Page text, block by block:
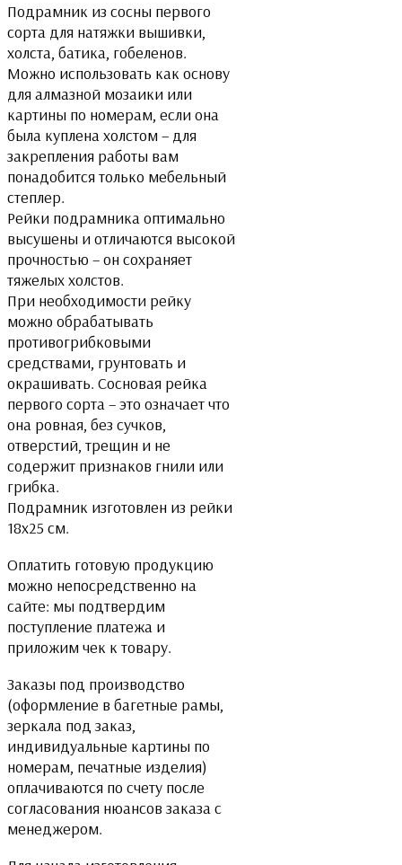
Подрамник из сосны первого
сорта для натяжки вышивки,
холста, батика, гобеленов.
Можно использовать как основу
для алмазной мозаики или
картины по номерам, если она
была куплена холстом – для
закрепления работы вам
понадобится только мебельный
степлер.
Рейки подрамника оптимально
высушены и отличаются высокой
прочностью – он сохраняет
тяжелых холстов.
При необходимости рейку
можно обрабатывать
противогрибковыми
средствами, грунтовать и
окрашивать. Сосновая рейка
первого сорта – это означает что
она ровная, без сучков,
отверстий, трещин и не
содержит признаков гнили или
грибка.
Подрамник изготовлен из рейки
18х25 см.
Оплатить готовую продукцию
можно непосредственно на
сайте: мы подтвердим
поступление платежа и
приложим чек к товару.
Заказы под производство
(оформление в багетные рамы,
зеркала под заказ,
индивидуальные картины по
номерам, печатные изделия)
оплачиваются по счету после
согласования нюансов заказа с
менеджером.